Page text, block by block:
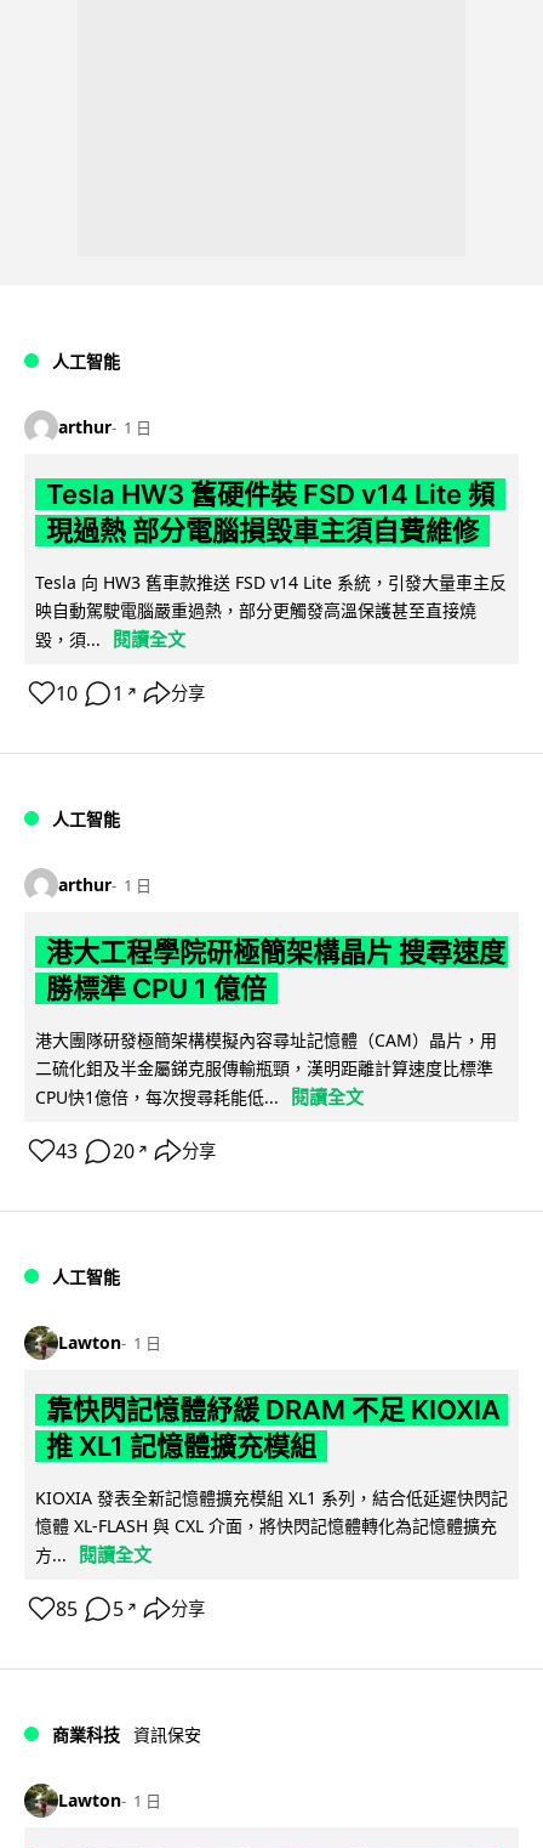
人工智能
arthur 1 日
Tesla HW3 舊硬件裝 FSD v14 Lite 頻
現過熱 部分電腦損毀車主須自費維修
Tesla 向 HW3 舊車款推送 FSD v14 Lite 系統，引發大量車主反
映自動駕駛電腦嚴重過熱，部分更觸發高溫保護甚至直接燒
毀，須...
閱讀全文
10 1 ↗ 分享
人工智能
arthur 1 日
港大工程學院研極簡架構晶片 搜尋速度
勝標準 CPU 1 億倍
港大團隊研發極簡架構模擬內容尋址記憶體（CAM）晶片，用
二硫化鉬及半金屬銻克服傳輸瓶頸，漢明距離計算速度比標準
CPU快1億倍，每次搜尋耗能低...
閱讀全文
43 20 ↗ 分享
人工智能
Lawton 1 日
靠快閃記憶體紓緩 DRAM 不足 KIOXIA
推 XL1 記憶體擴充模組
KIOXIA 發表全新記憶體擴充模組 XL1 系列，結合低延遲快閃記
憶體 XL-FLASH 與 CXL 介面，將快閃記憶體轉化為記憶體擴充
方...
閱讀全文
85 5 ↗ 分享
商業科技 資訊保安
Lawton 1 日